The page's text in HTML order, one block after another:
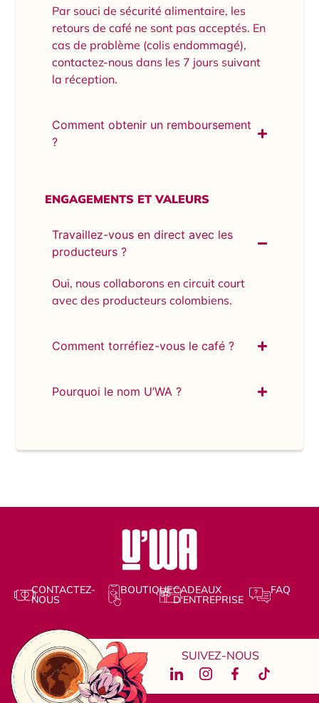
Par souci de sécurité alimentaire, les
retours de café ne sont pas acceptés. En
cas de problème (colis endommagé),
contactez-nous dans les 7 jours suivant
la réception.
Comment obtenir un remboursement
?
ENGAGEMENTS ET VALEURS
Travaillez-vous en direct avec les
producteurs ?
Oui, nous collaborons en circuit court
avec des producteurs colombiens.
Comment torréfiez-vous le café ?
Pourquoi le nom U’WA ?
CONTACTEZ-
NOUS
BOUTIQUECADEAUX
D'ENTREPRISE
FAQ
SUIVEZ-NOUS